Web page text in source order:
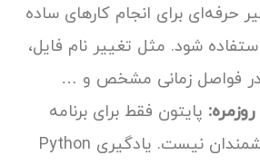
حرفه‌ای برای انجام کارهای ساده
استفاده شود. مثل تغییر نام فایل،
در فواصل زمانی مشخص و …
پایتون فقط برای برنامه
نویسان و دانشمندان نیست. یادگیری Python